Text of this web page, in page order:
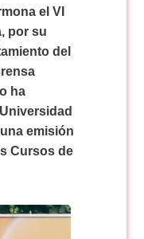
el VI
por su
del
ha
emisión
Cursos de